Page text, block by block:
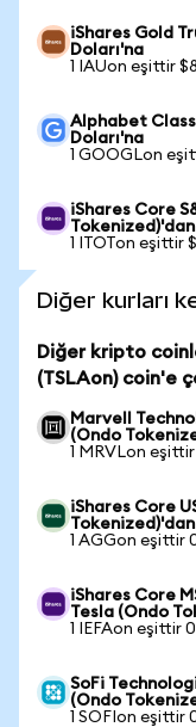
iShares Gold
Doları'na
1 IAUon eşittir
Alphabet
Doları'na
1 GOOGLon
iShares Core
1 ITOTon eşittir
Diğer kurları
Diğer kripto
(TSLAon) coin'e
Marvell
(Ondo
1 MRVLon
iShares Core
1 AGGon eşittir
iShares Core
Tesla (Ondo
1 IEFAon eşittir
SoFi
(Ondo
1 SOFIon eşittir